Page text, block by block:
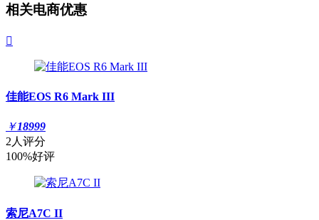
相关电商优惠

佳能EOS R6 Mark III
￥18999
2人评分
100%好评
索尼A7C II